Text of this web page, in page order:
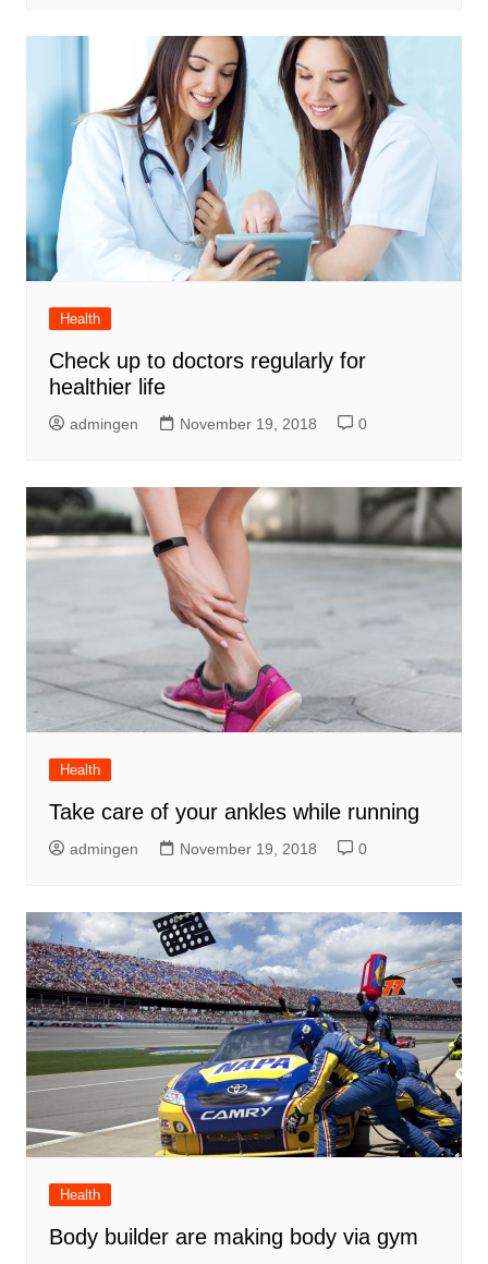
Health
Check up to doctors regularly for
healthier life
admingen November 19, 2018 0
Health
Take care of your ankles while running
admingen November 19, 2018 0
Health
Body builder are making body via gym